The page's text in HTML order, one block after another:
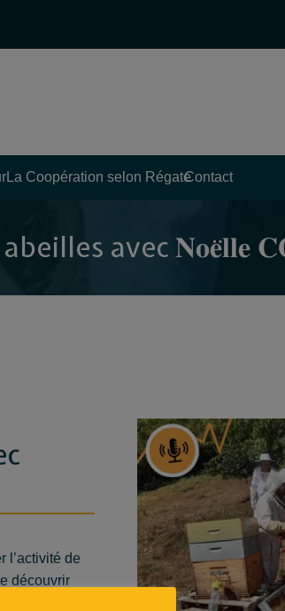
La Coopération selon RégateContact
avec 𝐍𝐨𝐞̈𝐥𝐥𝐞
de
découvrir